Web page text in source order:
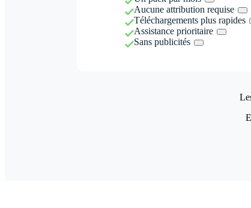
Aucune attribution requise
Téléchargements plus rapides
Assistance prioritaire
Sans publicités